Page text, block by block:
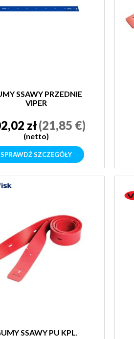
SSAWY PRZEDNIE
VIPER
zł(21,85 €)
(netto)
SPRAWDŹ SZCZEGÓŁY
SSAWY PU KPL.